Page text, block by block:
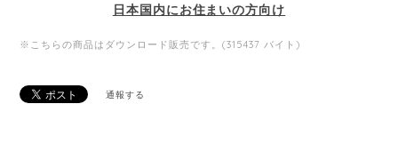
日本国内にお住まいの方向け
※こちらの商品はダウンロード販売です。(315437 バイト)
通報する